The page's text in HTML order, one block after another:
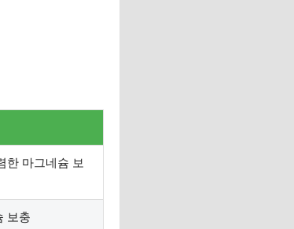
한 마그네슘 보
보충